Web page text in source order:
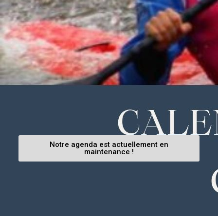
Notre agenda est actuellement en
maintenance !